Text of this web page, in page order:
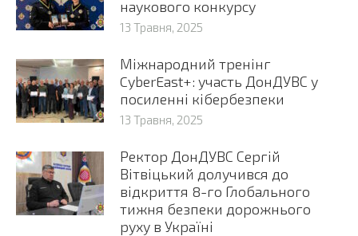
наукового конкурсу
13 Травня, 2025
Міжнародний тренінг
CyberEast+: участь ДонДУВС у
посиленні кібербезпеки
13 Травня, 2025
Ректор ДонДУВС Сергій
Вітвіцький долучився до
відкриття 8-го Глобального
тижня безпеки дорожнього
руху в Україні